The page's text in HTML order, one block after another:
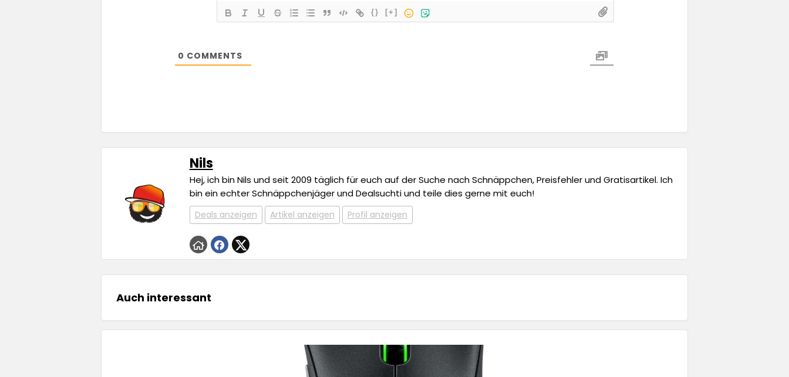
{} [+]
0 COMMENTS
Nils
Hej, ich bin Nils und seit 2009 täglich für euch auf der Suche nach Schnäppchen, Preisfehler und Gratisartikel. Ich
bin ein echter Schnäppchenjäger und Dealsuchti und teile dies gerne mit euch!
Deals anzeigen Artikel anzeigen Profil anzeigen
Auch interessant